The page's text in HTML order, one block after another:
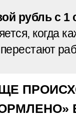
рубль с 1
когда